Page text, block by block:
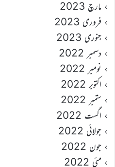
مارچ 2023
فروری 2023
جنوری 2023
دسمبر 2022
نومبر 2022
اکتوبر 2022
ستمبر 2022
اگست 2022
جولائی 2022
جون 2022
مئی 2022